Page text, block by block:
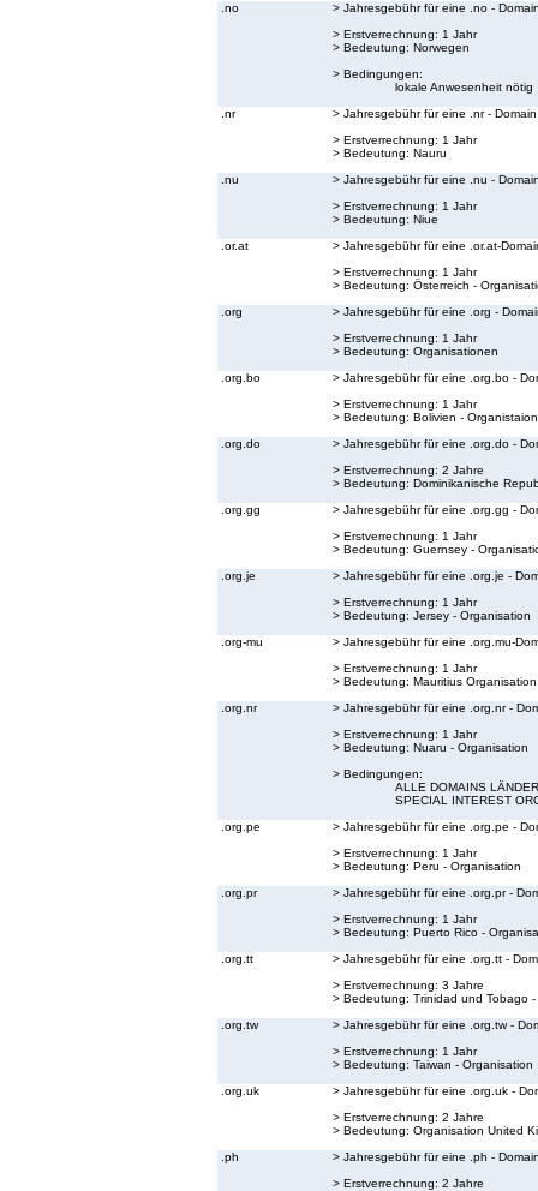
.no
> Jahresgebühr für eine .no -
> Erstverrechnung: 1 Jahr
> Bedeutung: Norwegen
> Bedingungen:
lokale Anwesenheit nötig
.nr
> Jahresgebühr für eine .nr - Domain
> Erstverrechnung: 1 Jahr
> Bedeutung: Nauru
.nu
> Jahresgebühr für eine .nu -
> Erstverrechnung: 1 Jahr
> Bedeutung: Niue
.or.at
> Jahresgebühr für eine .or.at-
> Erstverrechnung: 1 Jahr
> Bedeutung: Österreich -
.org
> Jahresgebühr für eine .org -
> Erstverrechnung: 1 Jahr
> Bedeutung: Organisationen
.org.bo
> Jahresgebühr für eine .org.bo -
> Erstverrechnung: 1 Jahr
> Bedeutung: Bolivien - Organistaion
.org.do
> Jahresgebühr für eine .org.do -
> Erstverrechnung: 2 Jahre
> Bedeutung: Dominikanische
.org.gg
> Jahresgebühr für eine .org.gg -
> Erstverrechnung: 1 Jahr
> Bedeutung: Guernsey -
.org.je
> Jahresgebühr für eine .org.je -
> Erstverrechnung: 1 Jahr
> Bedeutung: Jersey - Organisation
.org-mu
> Jahresgebühr für eine .org.mu-
> Erstverrechnung: 1 Jahr
> Bedeutung: Mauritius Organisation
.org.nr
> Jahresgebühr für eine .org.nr -
> Erstverrechnung: 1 Jahr
> Bedeutung: Nuaru - Organisation
> Bedingungen:
ALLE DOMAINS
SPECIAL INTEREST
.org.pe
> Jahresgebühr für eine .org.pe -
> Erstverrechnung: 1 Jahr
> Bedeutung: Peru - Organisation
.org.pr
> Jahresgebühr für eine .org.pr -
> Erstverrechnung: 1 Jahr
> Bedeutung: Puerto Rico -
.org.tt
> Jahresgebühr für eine .org.tt -
> Erstverrechnung: 3 Jahre
> Bedeutung: Trinidad und Tobago
.org.tw
> Jahresgebühr für eine .org.tw -
> Erstverrechnung: 1 Jahr
> Bedeutung: Taiwan - Organisation
.org.uk
> Jahresgebühr für eine .org.uk -
> Erstverrechnung: 2 Jahre
> Bedeutung: Organisation United
.ph
> Jahresgebühr für eine .ph -
> Erstverrechnung: 2 Jahre